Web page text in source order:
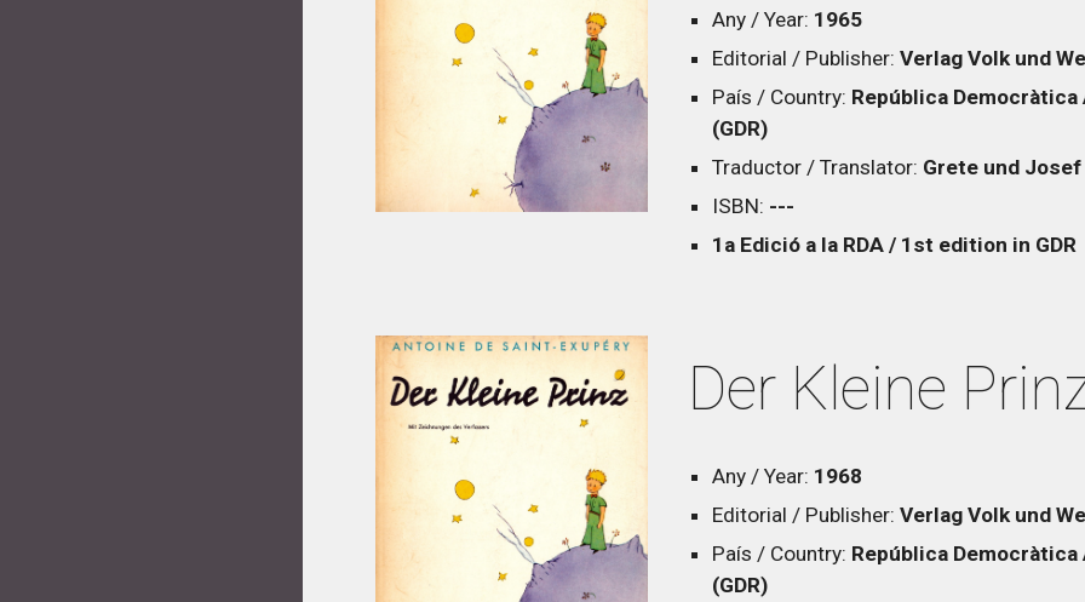
Any / Year: 1965
Editorial / Publisher: Verlag Volk und
País / Country: República Democràtica
(GDR)
Traductor / Translator: Grete und
ISBN: ---
1a Edició a la RDA / 1st edition in GDR
Der Kleine
Any / Year: 1968
Editorial / Publisher: Verlag Volk und
País / Country: República Democràtica
(GDR)